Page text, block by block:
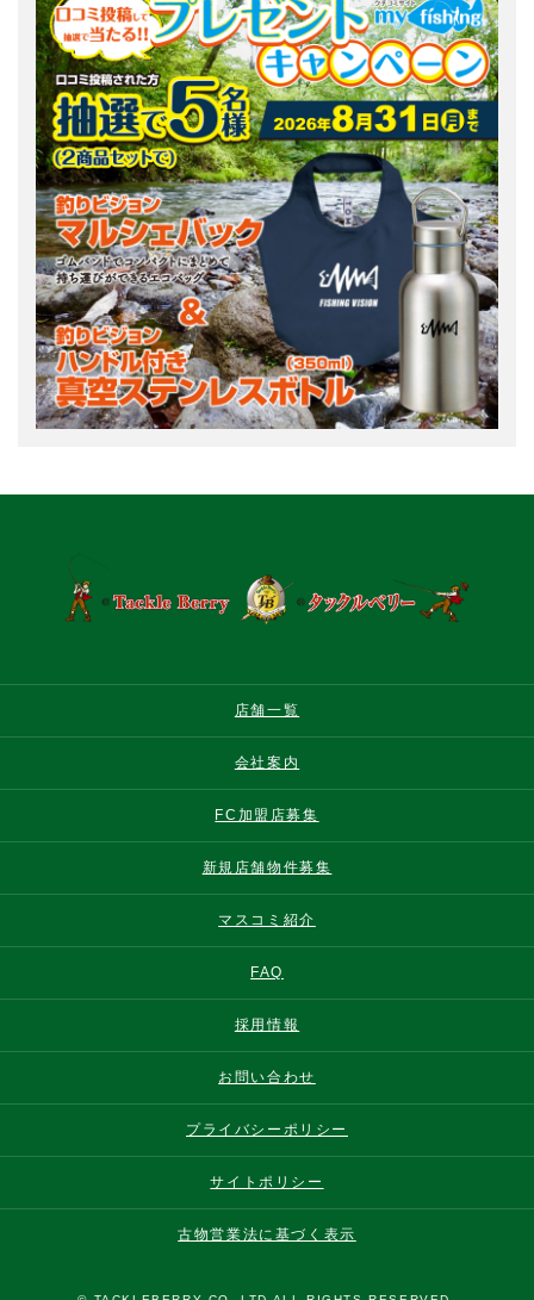
店舗一覧
会社案内
FC加盟店募集
新規店舗物件募集
マスコミ紹介
FAQ
採用情報
お問い合わせ
プライバシーポリシー
サイトポリシー
古物営業法に基づく表示